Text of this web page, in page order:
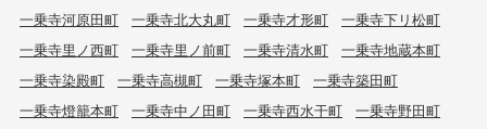
一乗寺河原田町
一乗寺北大丸町 一乗寺才形町
一乗寺下リ松町
一乗寺里ノ西町
一乗寺里ノ前町 一乗寺清水町
一乗寺地蔵本町
一乗寺染殿町
一乗寺高槻町 一乗寺塚本町
一乗寺築田町
一乗寺燈籠本町
一乗寺中ノ田町 一乗寺西水干町
一乗寺野田町